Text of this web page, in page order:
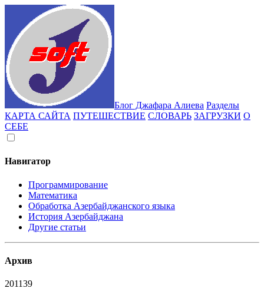
Блог Джафара Алиева Разделы
КАРТА САЙТА ПУТЕШЕСТВИЕ СЛОВАРЬ ЗАГРУЗКИ О
СЕБЕ
Навигатор
Программирование
Математика
Обработка Азербайджанского языка
История Азербайджана
Другие статьи
Архив
201139